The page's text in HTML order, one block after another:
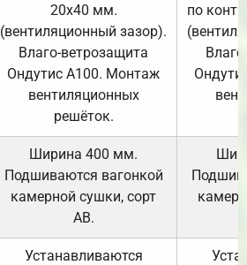
20х40 мм.
(вентиляционный зазор).
Влаго-ветрозащита
Ондутис А100. Монтаж
вентиляционных
решёток.
по
Ширина 400 мм.
Подшиваются вагонкой
камерной сушки, сорт
АВ.
Устанавливаются